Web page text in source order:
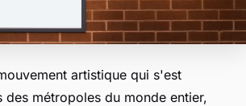
artistique qui s'est
des métropoles du monde entier,